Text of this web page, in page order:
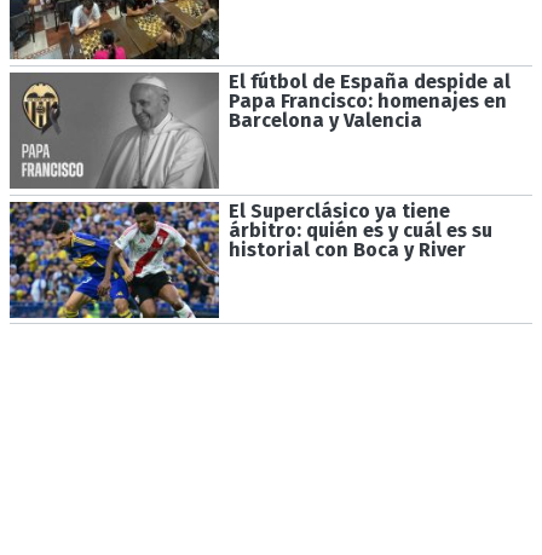
El fútbol de España despide al
Papa Francisco: homenajes en
Barcelona y Valencia
El Superclásico ya tiene
árbitro: quién es y cuál es su
historial con Boca y River